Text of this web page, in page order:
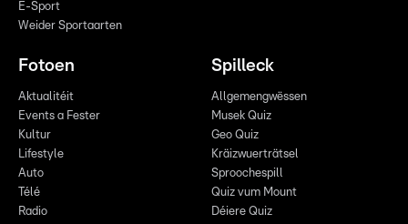
E-Sport
Weider Sportaarten
Fotoen
Aktualitéit
Events a Fester
Kultur
Lifestyle
Auto
Télé
Radio
Spilleck
Allgemengwëssen
Musek Quiz
Geo Quiz
Kräizwuerträtsel
Sproochespill
Quiz vum Mount
Déiere Quiz